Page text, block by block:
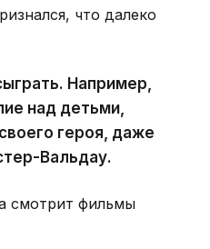
что далеко
Например,
над детьми,
героя, даже
Вальдау.
смотрит фильмы